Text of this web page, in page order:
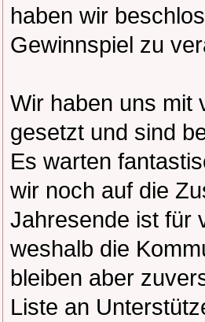
haben wir
Gewinnspiel zu
Wir haben uns mit
gesetzt und sind
Es warten
wir noch auf die
Jahresende ist für
weshalb die
bleiben aber
Liste an